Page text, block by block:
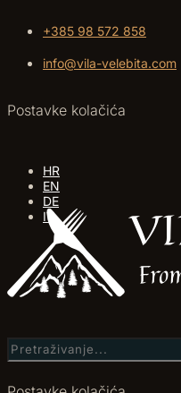
+385 98 572 858
info@vila-velebita.com
Postavke kolačića
HR
EN
DE
IT